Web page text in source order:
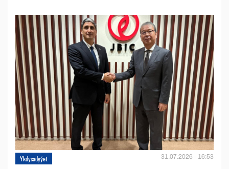
Ykdysadyýet 31.07.2026 - 16:53